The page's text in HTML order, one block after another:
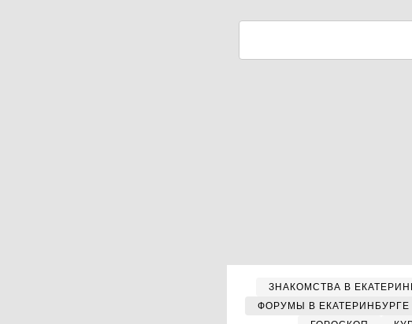
ЗНАКОМСТВА В
ФОРУМЫ В ЕКАТЕРИНБУРГЕ